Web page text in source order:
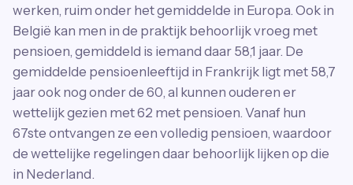
werken, ruim onder het gemiddelde in Europa. Ook in
België kan men in de praktijk behoorlijk vroeg met
pensioen, gemiddeld is iemand daar 58,1 jaar. De
gemiddelde pensioenleeftijd in Frankrijk ligt met 58,7
jaar ook nog onder de 60, al kunnen ouderen er
wettelijk gezien met 62 met pensioen. Vanaf hun
67ste ontvangen ze een volledig pensioen, waardoor
de wettelijke regelingen daar behoorlijk lijken op die
in Nederland.